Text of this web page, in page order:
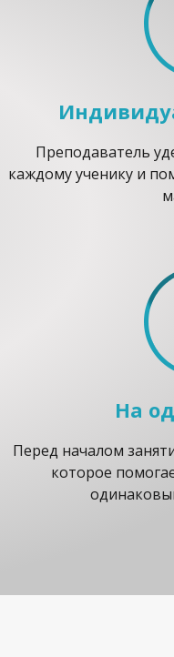
Преподаватель
каждому ученику и
На
Перед началом
которое